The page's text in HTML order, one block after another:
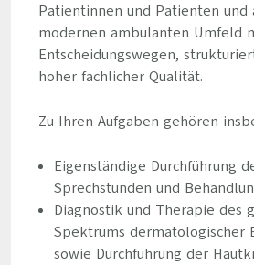
Patientinnen und Patienten
modernen ambulanten Umfeld
Entscheidungswegen,
hoher fachlicher Qualität.
Zu Ihren Aufgaben gehören
Eigenständige Durchführung
Sprechstunden und
Diagnostik und Therapie des
Spektrums dermatologischer
sowie Durchführung der